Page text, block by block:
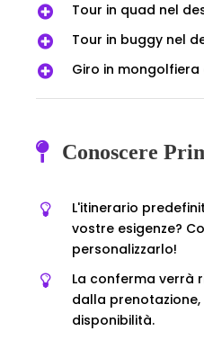
Tour in quad nel
Tour in buggy nel
Giro in mongolfiera
Conoscere
L'itinerario
vostre esigenze?
personalizzarlo!
La conferma verrà
dalla
disponibilità.